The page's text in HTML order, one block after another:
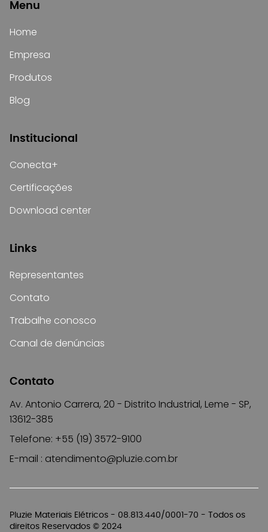
Pluzie Materiais Elétricos - 08.813.440/0001-70 - Todos os
direitos Reservados © 2024
Menu
Home
Empresa
Produtos
Blog
Institucional
Conecta+
Certificações
Download center
Links
Representantes
Contato
Trabalhe conosco
Canal de denúncias
Contato
Av. Antonio Carrera, 20 - Distrito Industrial, Leme - SP,
13612-385
Telefone: +55 (19) 3572-9100
E-mail : atendimento@pluzie.com.br